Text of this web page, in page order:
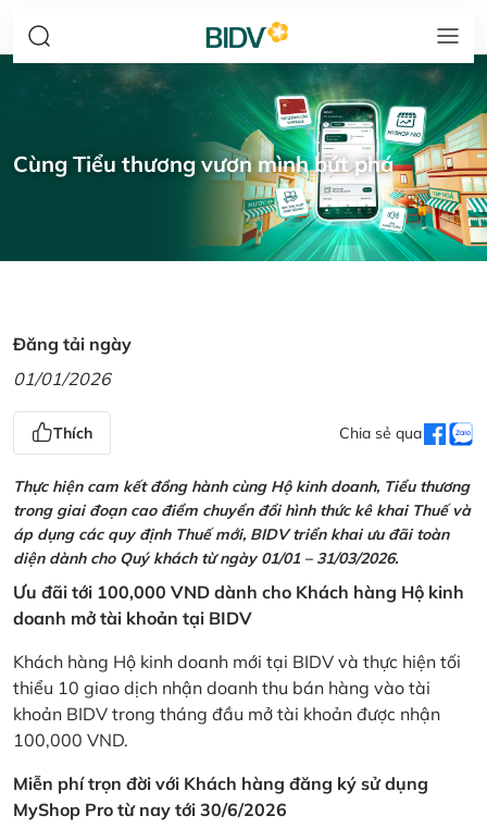
Cùng Tiểu thương vươn mình bứt phá
Đăng tải ngày
01/01/2026
Thích Chia sẻ qua
Thực hiện cam kết đồng hành cùng Hộ kinh doanh, Tiểu thương
trong giai đoạn cao điểm chuyển đổi hình thức kê khai Thuế và
áp dụng các quy định Thuế mới, BIDV triển khai ưu đãi toàn
diện dành cho Quý khách từ ngày 01/01 – 31/03/2026.
Ưu đãi tới 100,000 VND dành cho Khách hàng Hộ kinh
doanh mở tài khoản tại BIDV
Khách hàng Hộ kinh doanh mới tại BIDV và thực hiện tối
thiểu 10 giao dịch nhận doanh thu bán hàng vào tài
khoản BIDV trong tháng đầu mở tài khoản được nhận
100,000 VND.
Miễn phí trọn đời với Khách hàng đăng ký sử dụng
MyShop Pro từ nay tới 30/6/2026